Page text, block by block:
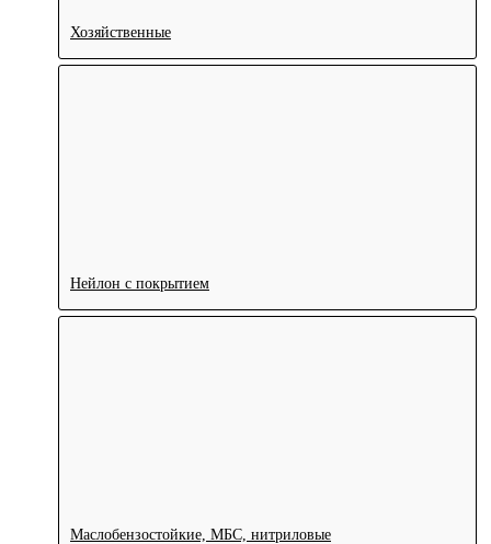
Хозяйственные
Нейлон с покрытием
Маслобензостойкие, МБС, нитриловые